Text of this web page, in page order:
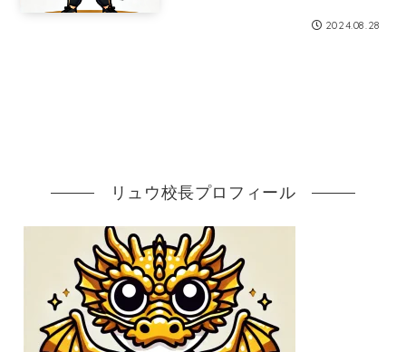
2024.08.28
リュウ校長プロフィール